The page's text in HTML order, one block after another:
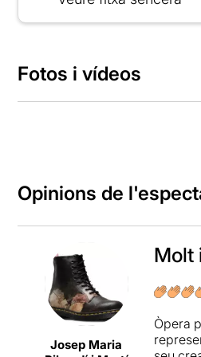
Fotos i vídeos
Opinions de
Josep Maria
Molt
Òpera